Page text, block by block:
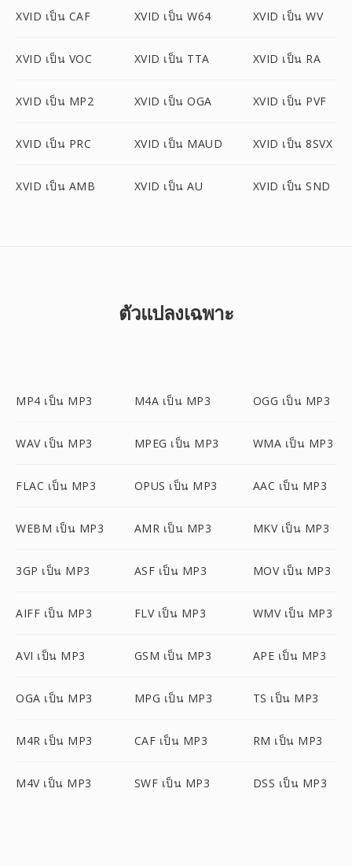
XVID เป็น CAF XVID เป็น W64 XVID เป็น WV
XVID เป็น VOC XVID เป็น TTA XVID เป็น RA
XVID เป็น MP2 XVID เป็น OGA XVID เป็น PVF
XVID เป็น PRC XVID เป็น MAUD XVID เป็น 8SVX
XVID เป็น AMB XVID เป็น AU XVID เป็น SND
ตัวแปลงเฉพาะ
MP4 เป็น MP3 M4A เป็น MP3 OGG เป็น MP3
WAV เป็น MP3 MPEG เป็น MP3 WMA เป็น MP3
FLAC เป็น MP3 OPUS เป็น MP3 AAC เป็น MP3
WEBM เป็น MP3 AMR เป็น MP3 MKV เป็น MP3
3GP เป็น MP3 ASF เป็น MP3 MOV เป็น MP3
AIFF เป็น MP3 FLV เป็น MP3 WMV เป็น MP3
AVI เป็น MP3 GSM เป็น MP3 APE เป็น MP3
OGA เป็น MP3 MPG เป็น MP3 TS เป็น MP3
M4R เป็น MP3 CAF เป็น MP3 RM เป็น MP3
M4V เป็น MP3 SWF เป็น MP3 DSS เป็น MP3